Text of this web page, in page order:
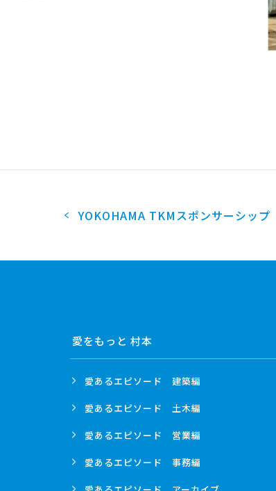
YOKOHAMA TKMスポンサーシップ
愛をもっと 村本
愛あるエピソード 建築編
愛あるエピソード 土木編
愛あるエピソード 営業編
愛あるエピソード 事務編